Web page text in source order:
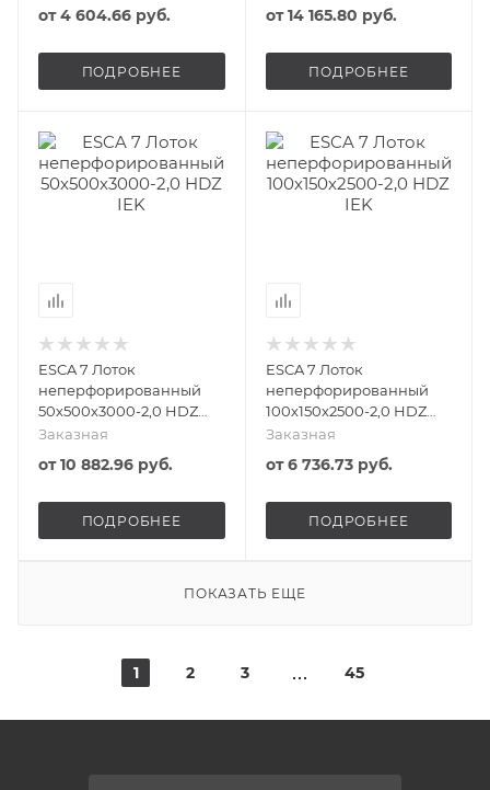
от4 604.66 руб.
ПОДРОБНЕЕ
от14 165.80 руб.
ПОДРОБНЕЕ
ESCA 7 Лоток
неперфорированный
50х500х3000-2,0 HDZ
IEK
Заказная
от10 882.96 руб.
ПОДРОБНЕЕ
ESCA 7 Лоток
неперфорированный
100х150х2500-2,0 HDZ
IEK
Заказная
от6 736.73 руб.
ПОДРОБНЕЕ
ПОКАЗАТЬ ЕЩЕ
1 2 3 45